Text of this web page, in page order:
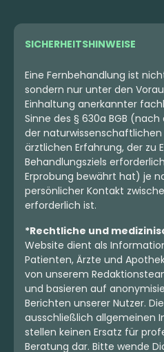
SICHERHEITSHINWEISE
Eine Fernbehandlung ist
sondern nur unter den
Einhaltung anerkannter
Sinne des § 630a BGB
der naturwissenschaftlichen
ärztlichen Erfahrung, der zu
Behandlungsziels
Erprobung bewährt hat) je
persönlicher Kontakt
erforderlich ist.
*Rechtliche und
Website dient als
Patienten, Ärzte und
von unserem
und basieren auf
Berichten unserer Nutzer.
ausschließlich allgemeinen
stellen keinen Ersatz für
Beratung dar. Bitte wende